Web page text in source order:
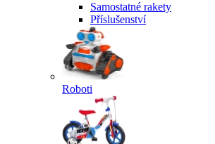
Samostatné rakety
Příslušenství
Roboti